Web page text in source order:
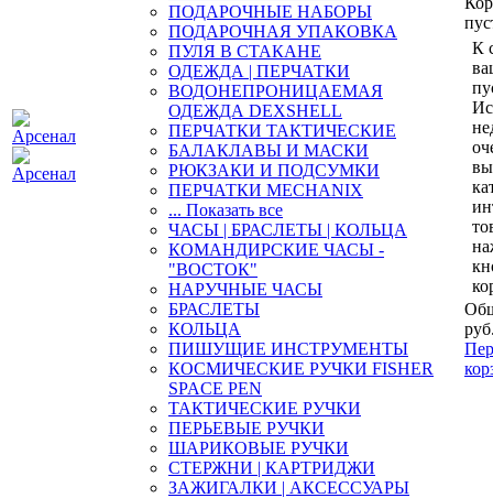
ПОДАРОЧНЫЕ НАБОРЫ
ПОДАРОЧНАЯ УПАКОВКА
ПУЛЯ В СТАКАНЕ
ОДЕЖДА | ПЕРЧАТКИ
ВОДОНЕПРОНИЦАЕМАЯ
ОДЕЖДА DEXSHELL
ПЕРЧАТКИ ТАКТИЧЕСКИЕ
БАЛАКЛАВЫ И МАСКИ
РЮКЗАКИ И ПОДСУМКИ
ПЕРЧАТКИ MECHANIX
... Показать все
ЧАСЫ | БРАСЛЕТЫ | КОЛЬЦА
КОМАНДИРСКИЕ ЧАСЫ -
"ВОСТОК"
НАРУЧНЫЕ ЧАСЫ
БРАСЛЕТЫ
КОЛЬЦА
ПИШУЩИЕ ИНСТРУМЕНТЫ
КОСМИЧЕСКИЕ РУЧКИ FISHER
SPACE PEN
ТАКТИЧЕСКИЕ РУЧКИ
ПЕРЬЕВЫЕ РУЧКИ
ШАРИКОВЫЕ РУЧКИ
СТЕРЖНИ | КАРТРИДЖИ
ЗАЖИГАЛКИ | АКСЕССУАРЫ
К